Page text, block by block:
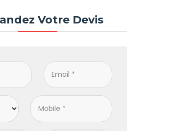
Votre Devis